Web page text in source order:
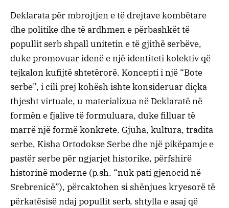
Deklarata për mbrojtjen e të drejtave kombëtare
dhe politike dhe të ardhmen e përbashkët të
popullit serb shpall unitetin e të gjithë serbëve,
duke promovuar idenë e një identiteti kolektiv që
tejkalon kufijtë shtetërorë. Koncepti i një “Bote
serbe”, i cili prej kohësh ishte konsideruar diçka
thjesht virtuale, u materializua në Deklaratë në
formën e fjalive të formuluara, duke filluar të
marrë një formë konkrete. Gjuha, kultura, tradita
serbe, Kisha Ortodokse Serbe dhe një pikëpamje e
pastër serbe për ngjarjet historike, përfshirë
historinë moderne (p.sh. “nuk pati gjenocid në
Srebrenicë”), përcaktohen si shënjues kryesorë të
përkatësisë ndaj popullit serb, shtylla e asaj që